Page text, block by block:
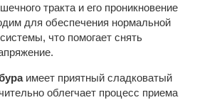
тракта и его проникновение
для обеспечения нормальной
что помогает снять
имеет приятный сладковатый
облегчает процесс приема